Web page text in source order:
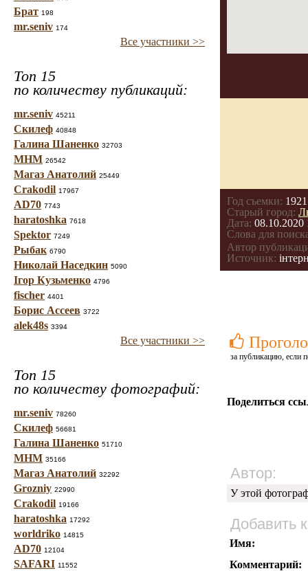
Брат 198
mr.seniv 174
Все участники >>
Топ 15
по количеству публикаций:
mr.seniv 45211
Скилеф 40848
Галина Шаненко 32703
МНМ 26542
Магаз Анатолий 25449
Crakodil 17967
AD70 7743
haratoshka 7618
Spektor 7249
Рыбак 6790
Николай Наседкин 5090
Ігор Кузьменко 4796
fischer 4401
Борис Ассеев 3722
alek48s 3394
Все участники >>
Топ 15
по количеству фотографий:
mr.seniv 78260
Скилеф 56681
Галина Шаненко 51710
МНМ 35166
Магаз Анатолий 32292
Grozniy 22990
Crakodil 19166
haratoshka 17292
worldriko 14815
AD70 12104
SAFARI 11552
Год съемки: 1921
Старый город:
Дата: 08.10.2020
Слова для
Автор
Источник:
за публикацию, если
Поделиться
Автор:
У этой
Добавить
Имя:
Комментарий: